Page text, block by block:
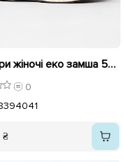
Лофери жіночі еко замша 595931 Коричневі
0
394041
₴